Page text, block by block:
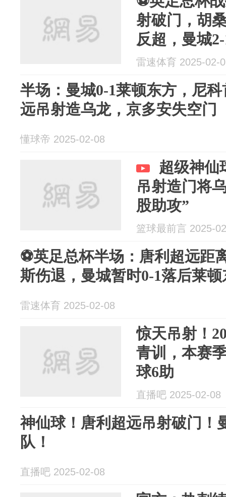
射破门，胡
反超，曼城
雷速体育 2025-02-
半场：曼城0-1莱顿东方，尼
远吊射造乌龙，京多安失空门
懂球帝 2025-02-08
超级神仙
吊射造门将
股助攻”
篮球最前言 2025-
⚽英足总杯半场：唐利超远距
斯伤退，曼城暂时0-1落后莱顿
雷速体育 2025-02-08
惊天吊射！
青训，本赛
球6助
直播吧 2025-02-08
神仙球！唐利超远吊射破门！
队！
直播吧 2025-02-08